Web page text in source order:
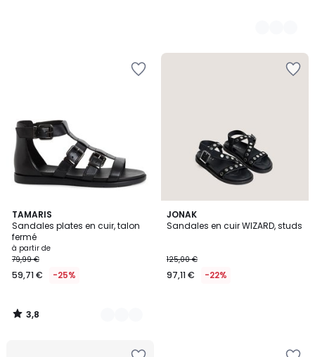
TAMARIS
Sandales plates en cuir, talon
fermé
à partir de
79,99 €
59,71 € -25%
3,8
/ 5
3
Couleurs
3,8
/
JONAK
Sandales en cuir WIZARD, studs
125,00 €
97,11 € -22%